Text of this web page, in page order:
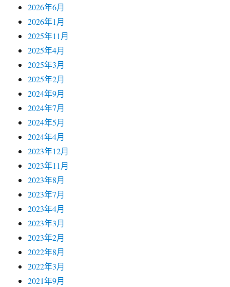
2026年6月
2026年1月
2025年11月
2025年4月
2025年3月
2025年2月
2024年9月
2024年7月
2024年5月
2024年4月
2023年12月
2023年11月
2023年8月
2023年7月
2023年4月
2023年3月
2023年2月
2022年8月
2022年3月
2021年9月